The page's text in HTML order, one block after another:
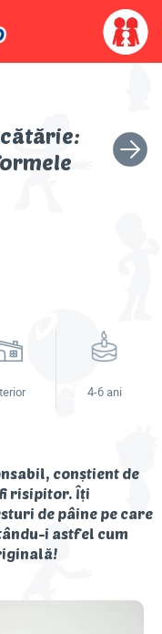
My
account
4-6 ani
conștient de
risipitor. Îți
de pâine pe care
i astfel cum